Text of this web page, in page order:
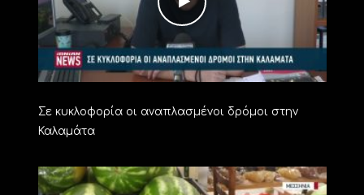
Σε κυκλοφορία οι αναπλασμένοι δρόμοι στην
Καλαμάτα